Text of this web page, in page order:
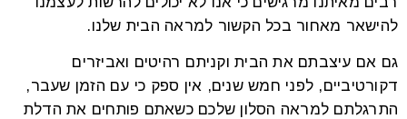
להישאר מאחור בכל הקשור למראה הבית שלנו.
גם אם עיצבתם את הבית וקניתם רהיטים ואביזרים
דקורטיביים, לפני חמש שנים, אין ספק כי עם הזמן שעבר,
התרגלתם למראה הסלון שלכם כשאתם פותחים את הדלת